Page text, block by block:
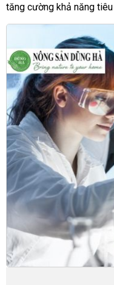
tăng cường khả năng